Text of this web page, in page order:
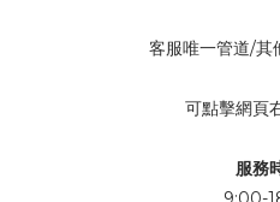
客服唯一管道/其
可點擊網頁
服務